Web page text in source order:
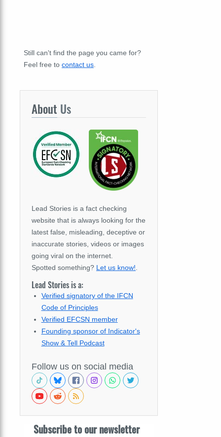
Still can't find the page you came for?
Feel free to contact us
About Us
Lead Stories is a fact checking
website that is always looking for the
latest false, misleading, deceptive or
inaccurate stories, videos or images
going viral on the internet.
Spotted something? Let us know!
Lead Stories is a:
Verified signatory of the IFCN
Code of Principles
Verified EFCSN member
Founding sponsor of Indicator's
Show & Tell Podcast
Follow us on social media
Subscribe to our newsletter